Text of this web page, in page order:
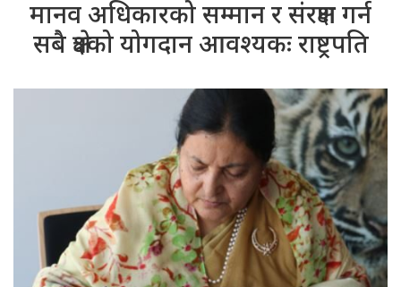
मानव अधिकारको सम्मान र संरक्षण गर्न
सबै क्षेत्रको योगदान आवश्यकः राष्ट्रपति